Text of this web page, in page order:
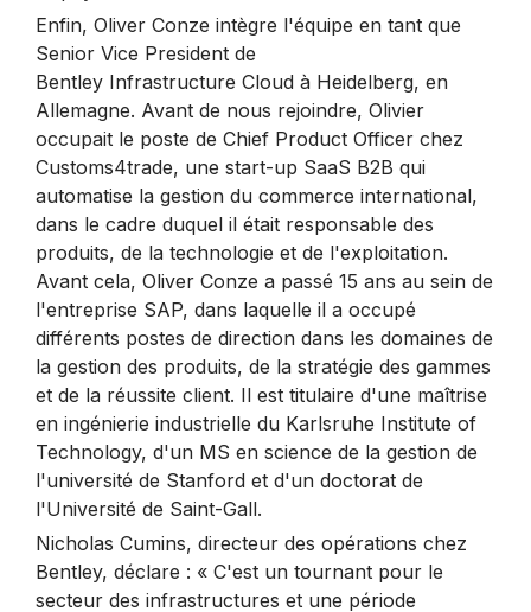
Enfin, Oliver Conze intègre l'équipe en tant que
Senior Vice President de
Bentley Infrastructure Cloud à Heidelberg, en
Allemagne. Avant de nous rejoindre, Olivier
occupait le poste de Chief Product Officer chez
Customs4trade, une start-up SaaS B2B qui
automatise la gestion du commerce international,
dans le cadre duquel il était responsable des
produits, de la technologie et de l'exploitation.
Avant cela, Oliver Conze a passé 15 ans au sein de
l'entreprise SAP, dans laquelle il a occupé
différents postes de direction dans les domaines de
la gestion des produits, de la stratégie des gammes
et de la réussite client. Il est titulaire d'une maîtrise
en ingénierie industrielle du Karlsruhe Institute of
Technology, d'un MS en science de la gestion de
l'université de Stanford et d'un doctorat de
l'Université de Saint-Gall.
Nicholas Cumins, directeur des opérations chez
Bentley, déclare : « C'est un tournant pour le
secteur des infrastructures et une période